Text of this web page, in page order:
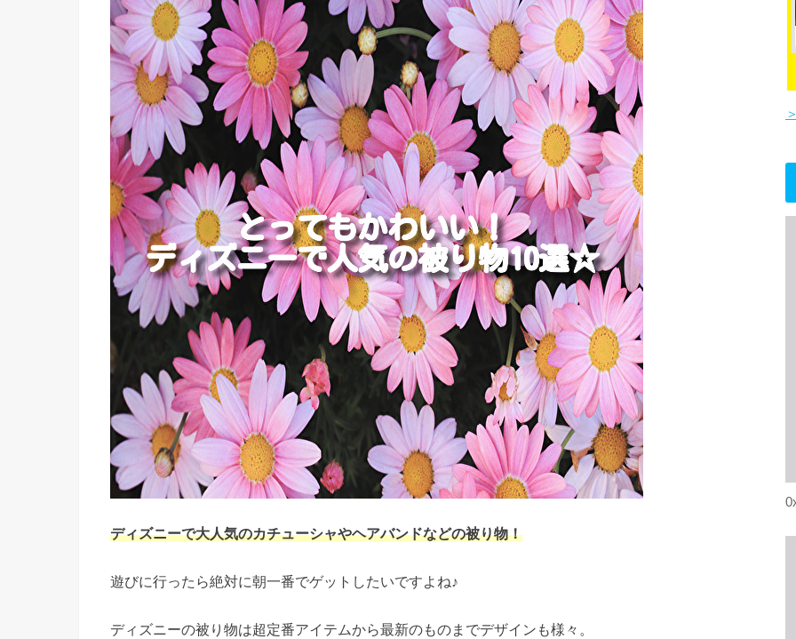
ディズニーで大人気のカチューシャやヘアバンドなどの被り物！
遊びに行ったら絶対に朝一番でゲットしたいですよね♪
ディズニーの被り物は超定番アイテムから最新のものまでデザインも様々。